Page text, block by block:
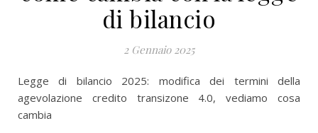
di bilancio
2 Gennaio 2025
Legge di bilancio 2025: modifica dei termini della
agevolazione credito transizone 4.0, vediamo cosa
cambia